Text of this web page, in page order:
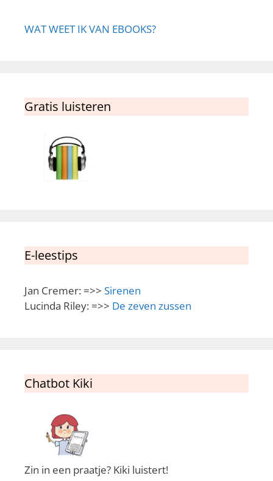
WAT WEET IK VAN EBOOKS?
Gratis luisteren
E-leestips
Jan Cremer: =>> Sirenen
Lucinda Riley: =>> De zeven zussen
Chatbot Kiki
Zin in een praatje? Kiki luistert!